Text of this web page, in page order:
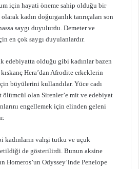
için hayati öneme sahip olduğu bir
kadın doğurganlık tanrıçaları son
saygı duyulurdu. Demeter ve
en çok saygı duyulanlardır.
edebiyatta olduğu gibi kadınlar bazen
Hera’dan Afrodite erkeklerin
büyülerini kullandılar. Yüce cadı
ölümcül olan Sirenler’e mit ve edebiyat
engellemek için elinden geleni
kadınların vahşi tutku ve uçuk
de gösterilirdi. Bunun aksine
Homeros’un Odyssey’inde Penelope